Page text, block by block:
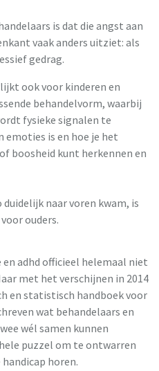
is dat die angst aan
vaak anders uitziet: als
gedrag.
ook voor kinderen en
behandelvorm, waarbij
fysieke signalen te
is en hoe je het
boosheid kunt herkennen en
naar voren kwam, is
ouders.
adhd officieel helemaal niet
met het verschijnen in 2014
en statistisch handboek voor
wat behandelaars en
wél samen kunnen
puzzel om te ontwarren
horen.